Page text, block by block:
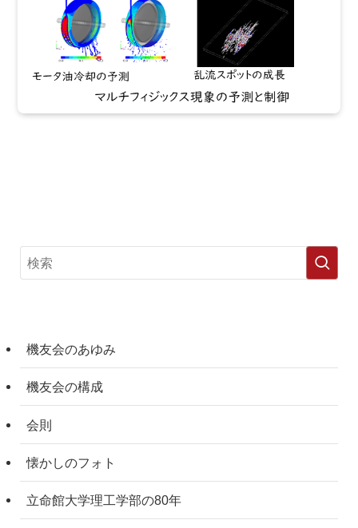
機友会のあゆみ
機友会の構成
会則
懐かしのフォト
立命館大学理工学部の80年